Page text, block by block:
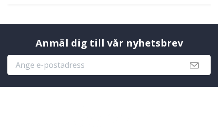
Anmäl dig till vår nyhetsbrev